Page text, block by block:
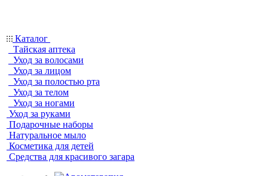
Каталог
Тайская аптека
Уход за волосами
Уход за лицом
Уход за полостью рта
Уход за телом
Уход за ногами
Уход за руками
Подарочные наборы
Натуральное мыло
Косметика для детей
Средства для красивого загара